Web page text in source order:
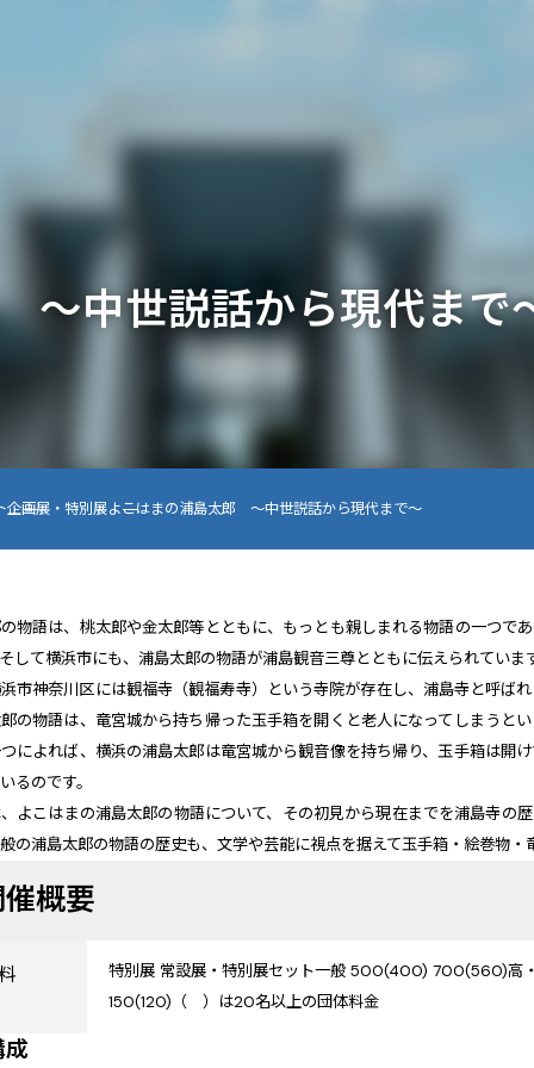
～中世説話から現代まで
企画展・特別展よこはまの浦島太郎 ～中世説話から現代まで～
物語は、桃太郎や金太郎等とともに、もっとも親しまれる物語の一つで
して横浜市にも、浦島太郎の物語が浦島観音三尊とともに伝えられていま
市神奈川区には観福寺（観福寿寺）という寺院が存在し、浦島寺と呼ば
の物語は、竜宮城から持ち帰った玉手箱を開くと老人になってしまうと
によれば、横浜の浦島太郎は竜宮城から観音像を持ち帰り、玉手箱は開
るのです。
よこはまの浦島太郎の物語について、その初見から現在までを浦島寺の
の浦島太郎の物語の歴史も、文学や芸能に視点を据えて玉手箱・絵巻物
概要
特別展 常設展・特別展セット一般 500(400) 700(560)
150(120)（ ）は20名以上の団体料金